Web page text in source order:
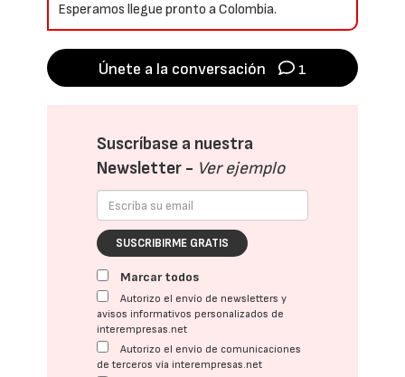
Esperamos llegue pronto a Colombia.
Únete a la conversación 1
Suscríbase a nuestra
Newsletter - Ver ejemplo
SUSCRIBIRME GRATIS
Marcar todos
Autorizo el envío de newsletters y
avisos informativos personalizados de
interempresas.net
Autorizo el envío de comunicaciones
de terceros vía interempresas.net